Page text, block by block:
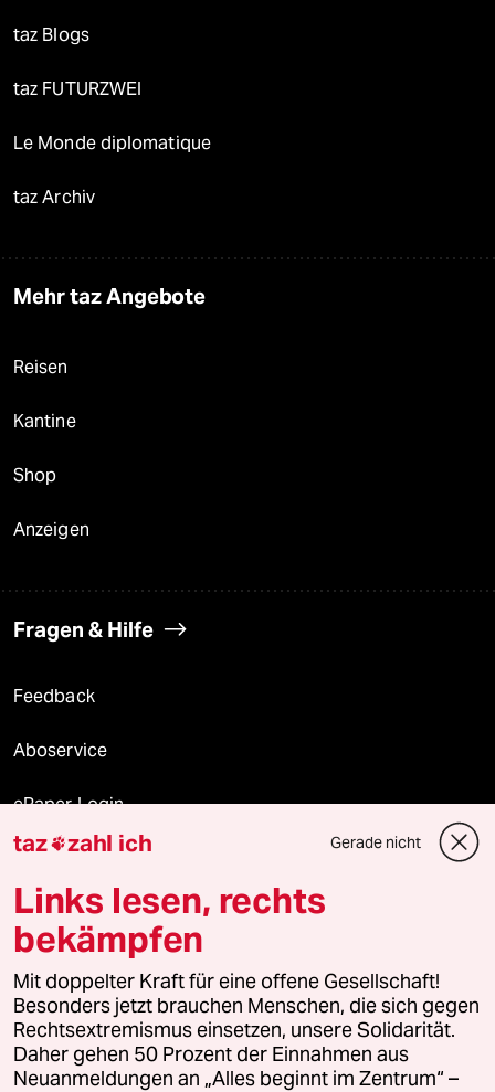
taz Blogs
taz FUTURZWEI
Le Monde diplomatique
taz Archiv
Mehr taz Angebote
Reisen
Kantine
Shop
Anzeigen
Fragen & Hilfe
Feedback
Aboservice
ePaper Login
Downloads für Abonnierende
© 2026 taz Verlags und Vertriebs GmbH
Alle Rechte vorbehalten. Bei rechtlichen Fragen oder für Genehmigungen
wenden Sie sich bitte an
lizenzen@taz.de
Feedback Redaktionsstatut Kommune-Richtlinien
taz zahl ich Gerade nicht
Links lesen, rechts
bekämpfen
Mit doppelter Kraft für eine offene Gesellschaft!
Besonders jetzt brauchen Menschen, die sich gegen
Rechtsextremismus einsetzen, unsere Solidarität.
Daher gehen 50 Prozent der Einnahmen aus
Neuanmeldungen an „Alles beginnt im Zentrum“ –